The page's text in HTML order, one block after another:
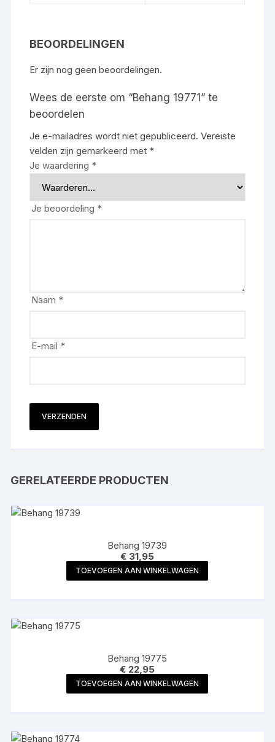
BEOORDELINGEN
Er zijn nog geen beoordelingen.
Wees de eerste om “Behang 19771” te
beoordelen
Je e-mailadres wordt niet gepubliceerd. Vereiste
velden zijn gemarkeerd met *
Je waardering *
Je beoordeling *
Naam *
E-mail *
GERELATEERDE PRODUCTEN
Behang 19739
€ 31,95
TOEVOEGEN AAN WINKELWAGEN
Behang 19775
€ 22,95
TOEVOEGEN AAN WINKELWAGEN